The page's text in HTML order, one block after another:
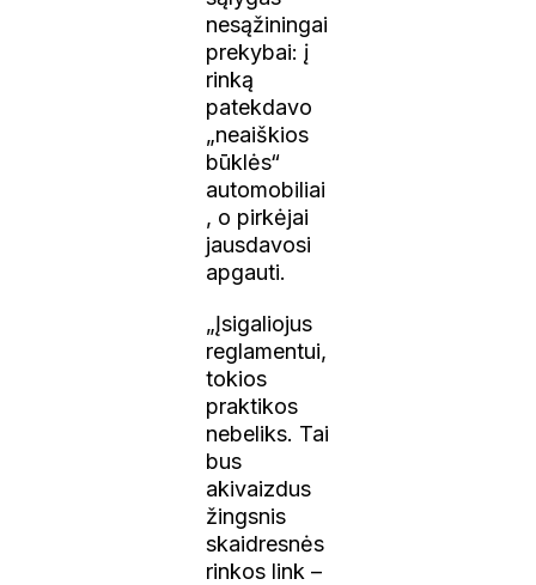
nesąžiningai
prekybai: į
rinką
patekdavo
„neaiškios
būklės“
automobiliai
, o pirkėjai
jausdavosi
apgauti.
„Įsigaliojus
reglamentui,
tokios
praktikos
nebeliks. Tai
bus
akivaizdus
žingsnis
skaidresnės
rinkos link –